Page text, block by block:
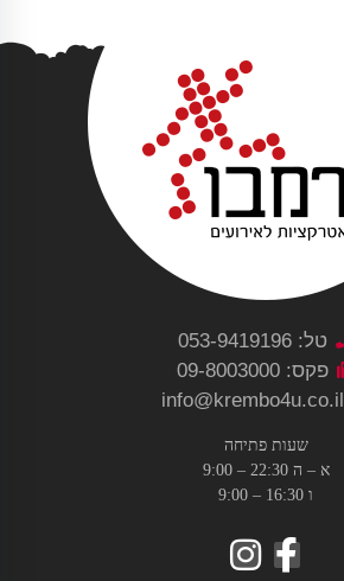
טל: 053-9419196
פקס: 09-8003000
info@krembo4u.co.il
שעות פתיחה
א – ה 22:30 – 9:00
ו 16:30 – 9:00